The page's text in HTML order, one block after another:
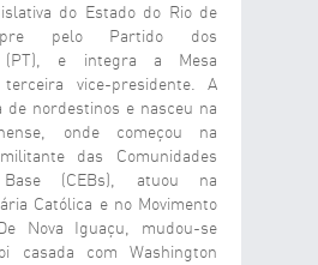
do Estado do Rio de
pelo Partido dos
(PT), e integra a Mesa
vice-presidente. A
de nordestinos e nasceu na
onde começou na
das Comunidades
(CEBs), atuou na
Católica e no Movimento
Nova Iguaçu, mudou-se
casada com Washington